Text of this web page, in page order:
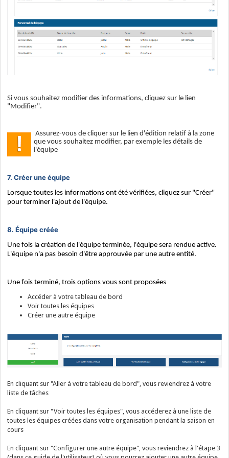
Si vous souhaitez modifier des informations, cliquez sur le lien
"Modifier".
Assurez-vous de cliquer sur le lien d'édition relatif à la zone
que vous souhaitez modifier, par exemple les détails de
l'équipe
7. Créer une équipe
Lorsque toutes les informations ont été vérifiées, cliquez sur "Créer"
pour terminer l'ajout de l'équipe.
8. Équipe créée
Une fois la création de l'équipe terminée, l'équipe sera rendue active.
L'équipe n'a pas besoin d'être approuvée par une autre entité.
Une fois terminé, trois options vous sont proposées
Accéder à votre tableau de bord
Voir toutes les équipes
Créer une autre équipe
En cliquant sur "Aller à votre tableau de bord", vous reviendrez à votre
liste de tâches
En cliquant sur "Voir toutes les équipes", vous accéderez à une liste de
toutes les équipes créées dans votre organisation pendant la saison en
cours
En cliquant sur "Configurer une autre équipe", vous reviendrez à l'étape 3